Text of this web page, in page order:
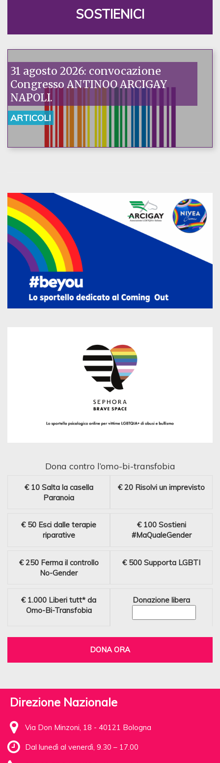
SOSTIENICI
31 agosto 2026: convocazione
Congresso ANTINOO ARCIGAY
NAPOLI.
ARTICOLI
Dona contro l’omo-bi-transfobia
€ 10 Salta la casella
Paranoia
€ 20 Risolvi un imprevisto
€ 50 Esci dalle terapie
riparative
€ 100 Sostieni
#MaQualeGender
€ 250 Ferma il controllo
No-Gender
€ 500 Supporta LGBTI
€ 1.000 Liberi tutt* da
Omo-Bi-Transfobia
Donazione libera
DONA ORA
Direzione Nazionale
Via Don Minzoni, 18 - 40121 Bologna
Dal lunedì al venerdì, 9.30 – 17.00